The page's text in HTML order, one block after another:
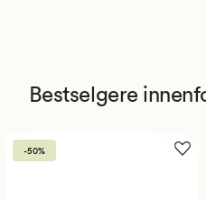
Bestselgere
-50%